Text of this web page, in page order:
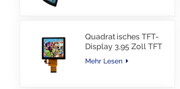
Quadratisches TFT-
Display 3,95 Zoll TFT
LCD 480*480 40PINS
RGB-Schnittstelle
Mehr Lesen